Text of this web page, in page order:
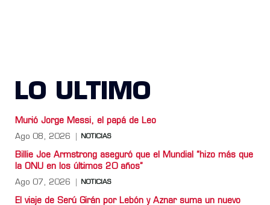
LO ULTIMO
Murió Jorge Messi, el papá de Leo
Ago 08, 2026 NOTICIAS
Billie Joe Armstrong aseguró que el Mundial “hizo más que
la ONU en los últimos 20 años”
Ago 07, 2026 NOTICIAS
El viaje de Serú Girán por Lebón y Aznar suma un nuevo